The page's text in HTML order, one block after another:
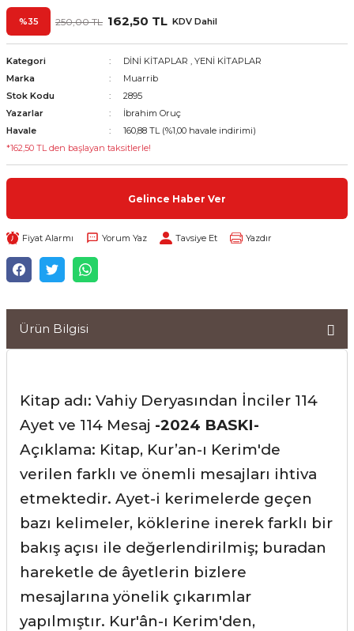
%35 250,00 TL 162,50 TL KDV Dahil
Kategori DİNİ KİTAPLAR , YENİ KİTAPLAR
Marka
Muarrib
Stok Kodu
2895
Yazarlar
İbrahim Oruç
Havale
160,88 TL (%1,00 havale indirimi)
*162,50 TL den başlayan taksitlerle!
Gelince Haber Ver
Fiyat Alarmı Yorum Yaz Tavsiye Et Yazdır
Ürün Bilgisi
Kitap adı: Vahiy Deryasından İnciler 114
Ayet ve 114 Mesaj -2024 BASKI-
Açıklama: Kitap, Kur’an-ı Kerim'de
verilen farklı ve önemli mesajları ihtiva
etmektedir. Ayet-i kerimelerde geçen
bazı kelimeler, köklerine inerek farklı bir
bakış açısı ile değerlendirilmiş; buradan
hareketle de âyetlerin bizlere
mesajlarına yönelik çıkarımlar
yapılmıştır. Kur'ân-ı Kerim'den,